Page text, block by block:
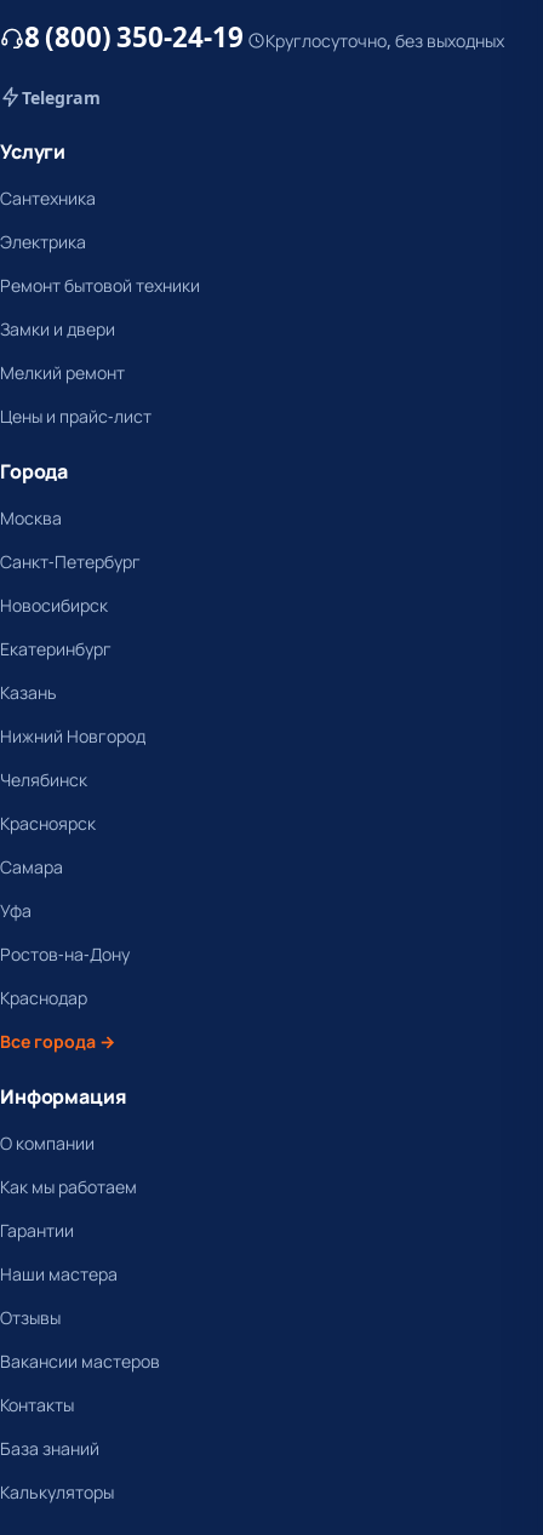
8 (800) 350-24-19 Круглосуточно, без выходных
Telegram
Услуги
Сантехника
Электрика
Ремонт бытовой техники
Замки и двери
Мелкий ремонт
Цены и прайс-лист
Города
Москва
Санкт-Петербург
Новосибирск
Екатеринбург
Казань
Нижний Новгород
Челябинск
Красноярск
Самара
Уфа
Ростов-на-Дону
Краснодар
Все города →
Информация
О компании
Как мы работаем
Гарантии
Наши мастера
Отзывы
Вакансии мастеров
Контакты
База знаний
Калькуляторы